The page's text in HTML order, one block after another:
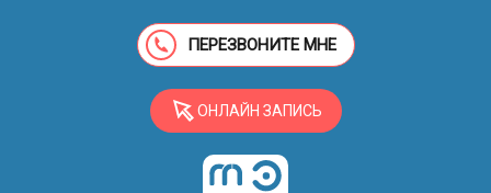
ПЕРЕЗВОНИТЕ МНЕ
ОНЛАЙН ЗАПИСЬ